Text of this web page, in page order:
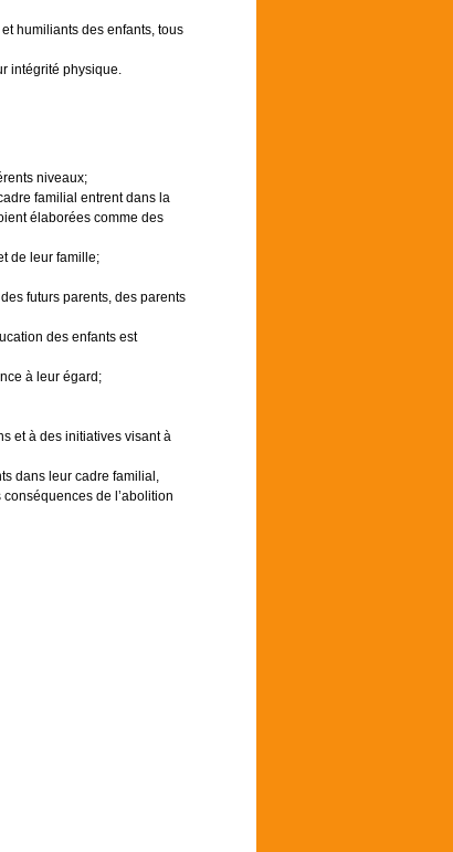
humiliants des enfants, tous
intégrité physique.
niveaux;
familial entrent dans la
élaborées comme des
de leur famille;
futurs parents, des parents
des enfants est
à leur égard;
et à des initiatives visant à
dans leur cadre familial,
de l’abolition